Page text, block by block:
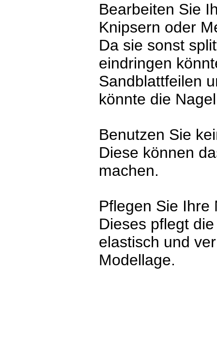
Bearbeiten Sie
Knipsern oder
Da sie sonst
eindringen
Sandblattfeilen
könnte die
Benutzen Sie
Diese können
machen.
Pflegen Sie Ihre
Dieses pflegt
elastisch und
Modellage.